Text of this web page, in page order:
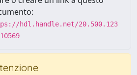
hdl.handle.net/20.500.123